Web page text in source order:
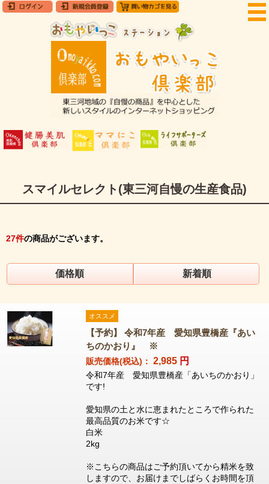
スマイルセレクト(東三河自慢の生産食品)
27件の商品がございます。
価格順 新着順
オススメ
【予約】 令和7年産 愛知県豊橋産『あい
ちのかおり』 ※
販売価格(税込)： 2,985 円
令和7年産 愛知県豊橋産「あいちのかおり」
です!
愛知県の土と水に恵まれたところで作られた
最高品質のお米です☆
白米
2kg
※こちらの商品はご予約頂いてから精米を致
しますので、お届けまでしばらくお時間を頂